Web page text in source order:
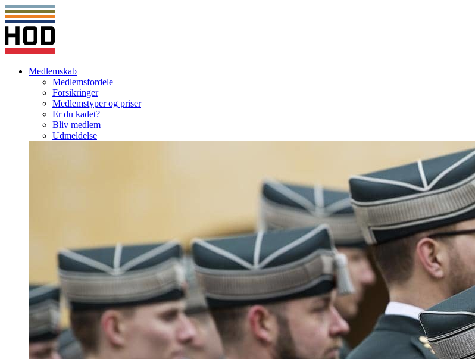
Medlemskab
Medlemsfordele
Forsikringer
Medlemstyper og priser
Er du kadet?
Bliv medlem
Udmeldelse